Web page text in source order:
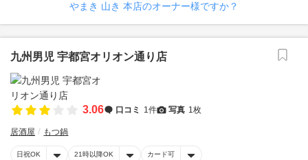
やまき 山き 本店のオーナー様ですか？
九州男児 宇都宮オリオン通り店
3.06 口コミ 1件 写真 1枚
居酒屋 もつ鍋
日祝OK 21時以降OK カード可